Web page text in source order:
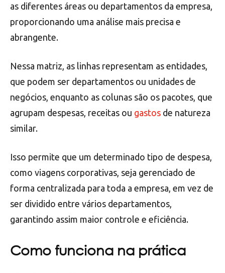
as diferentes áreas ou departamentos da empresa,
proporcionando uma análise mais precisa e
abrangente.
Nessa matriz, as linhas representam as entidades,
que podem ser departamentos ou unidades de
negócios, enquanto as colunas são os pacotes, que
agrupam despesas, receitas ou gastos de natureza
similar.
Isso permite que um determinado tipo de despesa,
como viagens corporativas, seja gerenciado de
forma centralizada para toda a empresa, em vez de
ser dividido entre vários departamentos,
garantindo assim maior controle e eficiência.
Como funciona na prática